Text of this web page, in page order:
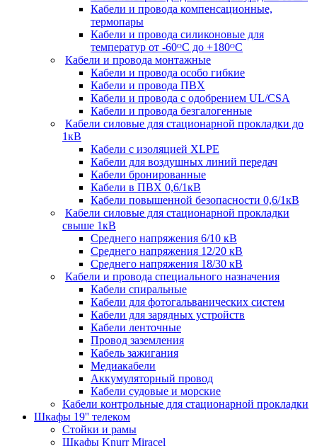
Кабели и провода компенсационные,
термопары
Кабели и провода силиконовые для
температур от -60ᴼC до +180ᴼС
Кабели и провода монтажные
Кабели и провода особо гибкие
Кабели и провода ПВХ
Кабели и провода с одобрением UL/CSA
Кабели и провода безгалогенные
Кабели силовые для стационарной прокладки до
1кВ
Кабели c изоляцией XLPE
Кабели для воздушных линий передач
Кабели бронированные
Кабели в ПВХ 0,6/1кВ
Кабели повышенной безопасности 0,6/1кВ
Кабели силовые для стационарной прокладки
свыше 1кВ
Среднего напряжения 6/10 кВ
Среднего напряжения 12/20 кВ
Среднего напряжения 18/30 кВ
Кабели и провода специального назначения
Кабели спиральные
Кабели для фотогальванических систем
Кабели для зарядных устройств
Кабели ленточные
Провод заземления
Кабель зажигания
Медиакабели
Аккумуляторный провод
Кабели судовые и морские
Кабели контрольные для стационарной прокладки
Шкафы 19'' телеком
Стойки и рамы
Шкафы Knurr Miracel